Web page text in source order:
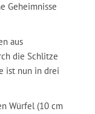
Geheimnisse
aus
die Schlitze
ist nun in drei
Würfel (10 cm